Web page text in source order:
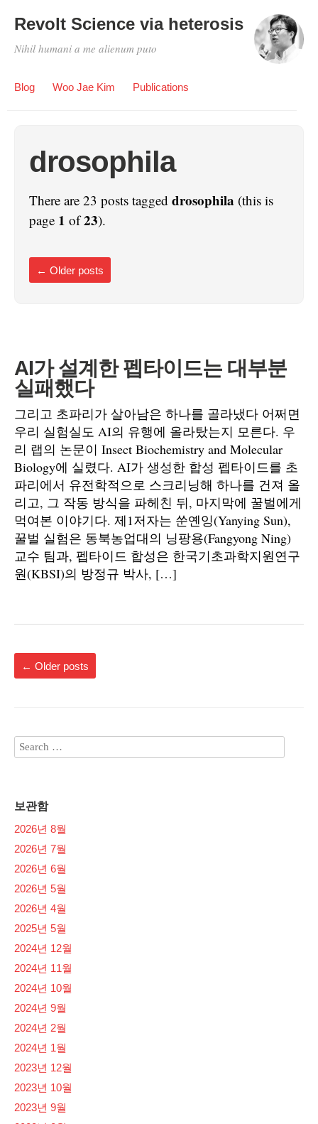
Revolt Science via heterosis
Nihil humani a me alienum puto
Blog Woo Jae Kim Publications
drosophila
There are 23 posts tagged drosophila (this is
page 1 of23).
← Older posts
AI가 설계한 펩타이드는 대부분
실패했다
그리고 초파리가 살아남은 하나를 골라냈다 어쩌면
우리 실험실도 AI의 유행에 올라탔는지 모른다. 우
리 랩의 논문이 Insect Biochemistry and Molecular
Biology에 실렸다. AI가 생성한 합성 펩타이드를 초
파리에서 유전학적으로 스크리닝해 하나를 건져 올
리고, 그 작동 방식을 파헤친 뒤, 마지막에 꿀벌에게
먹여본 이야기다. 제1저자는 쑨옌잉(Yanying Sun),
꿀벌 실험은 동북농업대의 닝팡용(Fangyong Ning)
교수 팀과, 펩타이드 합성은 한국기초과학지원연구
원(KBSI)의 방정규 박사, […]
← Older posts
보관함
2026년 8월
2026년 7월
2026년 6월
2026년 5월
2026년 4월
2025년 5월
2024년 12월
2024년 11월
2024년 10월
2024년 9월
2024년 2월
2024년 1월
2023년 12월
2023년 10월
2023년 9월